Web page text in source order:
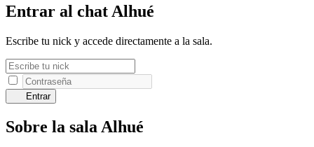
Entrar al chat Alhué
Escribe tu nick y accede directamente a la sala.
Entrar
Sobre la sala Alhué